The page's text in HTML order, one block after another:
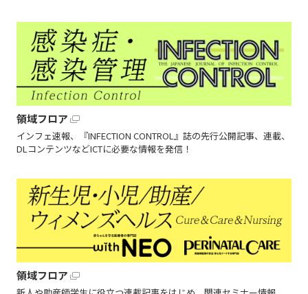
領域フロア
インフェ速報、『INFECTION CONTROL』誌の先行公開記事、連載、
DLコンテンツなどICTに必要な情報を発信！
領域フロア